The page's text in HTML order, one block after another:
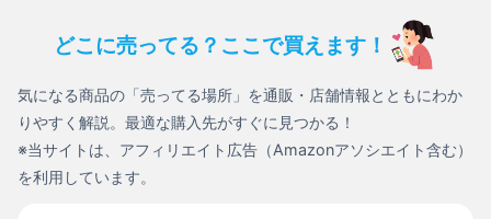
どこに売ってる？ここで買えます！
気になる商品の「売ってる場所」を通販・店舗情報とともにわか
りやすく解説。最適な購入先がすぐに見つかる！
※当サイトは、アフィリエイト広告（Amazonアソシエイト含む）
を利用しています。